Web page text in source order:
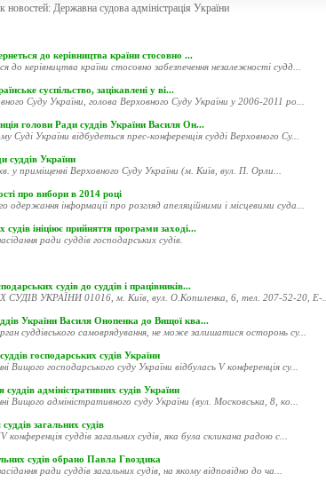
новостей: Державна судова адміністрація України
до керівництва країни стосовно ...
до керівництва країни стосовно забезпечення незалежності судд...
суспільство, зацікавлені у ві...
Суду України, голова Верховного Суду України у 2006-2011 ро...
голови Ради суддів України Василя Он...
Суді України відбудеться прес-конференція судді Верховного Су...
суддів України
у приміщенні Верховного Суду України (м. Київ, вул. П. Орли...
про вибори в 2014 році
одержання інформації про розгляд апеляційними і місцевими суда...
судів ініціює прийняття програми заході...
ради суддів господарських судів.
судів до суддів і працівників...
УКРАЇНИ 01016, м. Київ, вул. О.Копиленка, 6, тел. 207-52-20, E-...
України Василя Онопенка до Вищої ква...
суддівського самоврядування, не може залишатися осторонь су...
господарських судів України
Вищого господарського суду України відбулась V конференція су...
адміністративних судів України
Вищого адміністративного суду України (вул. Московська, 8, ко...
загальних судів
конференція суддів загальних судів, яка була скликана радою с...
судів обрано Павла Гвоздика
ради суддів загальних судів, на якому відповідно до ча...